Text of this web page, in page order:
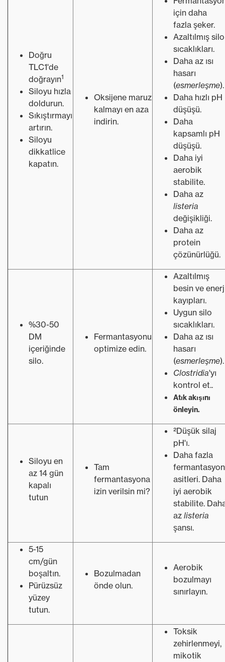
Doğru
TLC1'de
doğrayın1
Siloyu hızla
doldurun.
Sıkıştırmayı
artırın.
Siloyu
dikkatlice
kapatın.
Oksijene maruz
kalmayı en aza
indirin.
için daha
fazla şeker.
Azaltılmış silo
sıcaklıkları.
Daha az ısı
hasarı
(esmerleşme).
Daha hızlı pH
düşüşü.
Daha
kapsamlı pH
düşüşü.
Daha iyi
aerobik
stabilite.
Daha az
listeria
değişikliği.
Daha az
protein
çözünürlüğü.
%30-50
DM
içeriğinde
silo.
Fermantasyonu
optimize edin.
Azaltılmış
besin ve
kayıpları.
Uygun silo
sıcaklıkları.
Daha az ısı
hasarı
(esmerleşme).
Clostridia'yı
kontrol et..
Atık akışını
önleyin.
Siloyu en
az 14 gün
kapalı
tutun
Tam
fermantasyona
izin verilsin mi?
²Düşük silaj
pH'ı.
Daha fazla
fermantasyon
asitleri. Daha
iyi aerobik
stabilite.
az listeria
şansı.
5-15
cm/gün
boşaltın.
Pürüzsüz
yüzey
tutun.
Bozulmadan
önde olun.
Aerobik
bozulmayı
sınırlayın.
Toksik
zehirlenmeyi,
mikotik